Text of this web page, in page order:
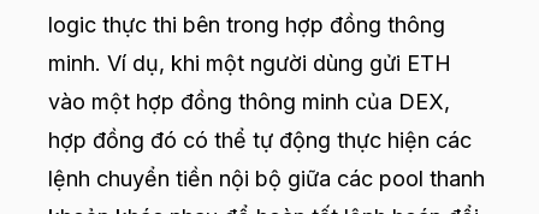
logic thực thi bên trong hợp đồng thông
minh. Ví dụ, khi một người dùng gửi ETH
vào một hợp đồng thông minh của DEX,
hợp đồng đó có thể tự động thực hiện các
lệnh chuyển tiền nội bộ giữa các pool thanh